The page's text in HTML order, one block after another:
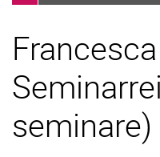
seminare)